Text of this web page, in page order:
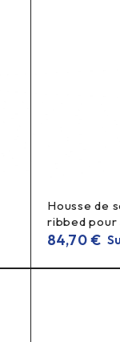
Housse de
ribbed pour
84,70€